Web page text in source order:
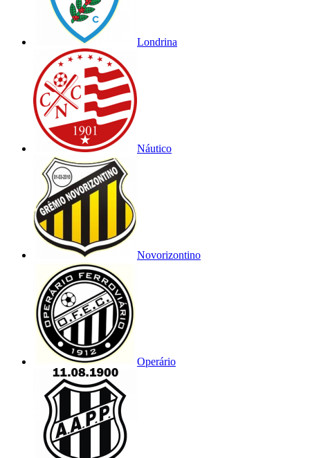
Londrina
Náutico
Novorizontino
Operário